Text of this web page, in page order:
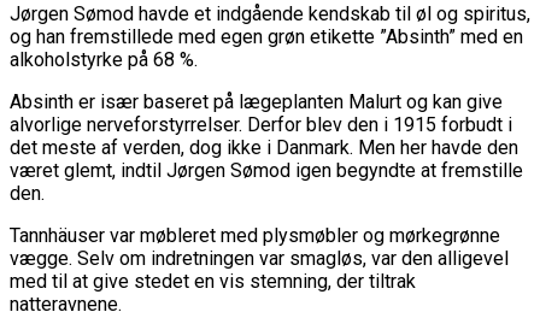
Jørgen Sømod havde et indgående kendskab til øl og spiritus,
og han fremstillede med egen grøn etikette ”Absinth” med en
alkoholstyrke på 68 %.
Absinth er især baseret på lægeplanten Malurt og kan give
alvorlige nerveforstyrrelser. Derfor blev den i 1915 forbudt i
det meste af verden, dog ikke i Danmark. Men her havde den
været glemt, indtil Jørgen Sømod igen begyndte at fremstille
den.
Tannhäuser var møbleret med plysmøbler og mørkegrønne
vægge. Selv om indretningen var smagløs, var den alligevel
med til at give stedet en vis stemning, der tiltrak
natteravnene.